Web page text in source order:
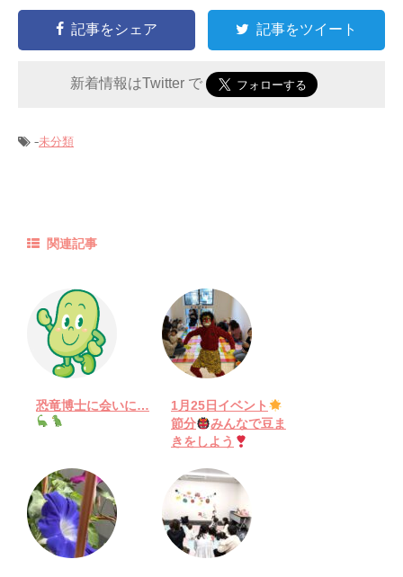
記事をシェア 記事をツイート
新着情報はTwitter で
-未分類
関連記事
恐竜博士に会いに…
1月25日イベント
節分
みんなで豆ま
きをしよう